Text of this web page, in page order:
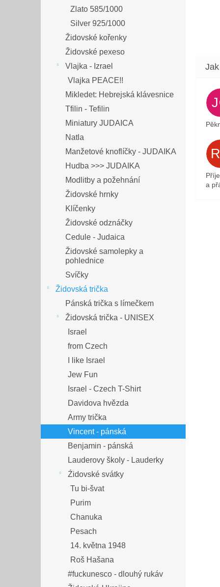
Zlato 585/1000
Silver 925/1000
Židovské kořenky
Židovské pexeso
Vlajka - Izrael
Vlajka PEACE!!
Mikledet: Hebrejská klávesnice
Tfilin - Tefilin
Miniatury JUDAICA
Natla
Manžetové knoflíčky - JUDAIKA
Hudba >>> JUDAIKA
Modlitby a požehnání
Židovské hrnky
Klíčenky
Židovské odznáčky
Cedule - Judaica
Židovské samolepky a
pohlednice
Svíčky
Židovská trička
Pánská trička s límečkem
Židovská trička - UNISEX
Israel
from Czech
I like Israel
Jew Fun
Israel - Czech T-Shirt
Davidova hvězda
Army trička
Vincent - pánská
Benjamin - pánská
Lauderovy školy - Lauderky
Źidovské svátky
Tu bi-švat
Purim
Chanuka
Pesach
14. května 1948
Roš Hašana
#fuckunesco - dlouhý rukáv
a